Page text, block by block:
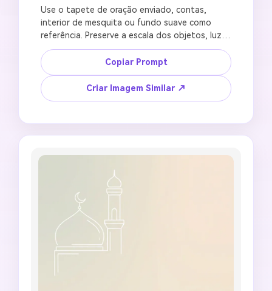
Use o tapete de oração enviado, contas,
interior de mesquita ou fundo suave como
referência. Preserve a escala dos objetos, luz
quente e profundidade de campo. Crie um
fundo respeitoso de status de bênção de
sexta-feira com contas de oração, luz solar
suave, sutil padrão islâmico, paleta calma em
verde e dourado, painel central vazio para uma
de status vertical 9:16, sem afirmações de
horário específico de oração, sem texto falso
Copiar Prompt
Criar Imagem Similar ↗